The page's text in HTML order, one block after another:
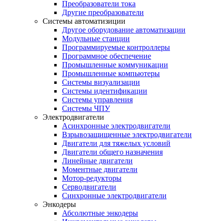
Преобразователи тока
Другие преобразователи
Системы автоматизиции
Другое оборудование автоматизации
Модульные станции
Программируемые контроллеры
Программное обеспечение
Промышленные коммуникации
Промышленные компьютеры
Системы визуализации
Системы идентификации
Системы управления
Системы ЧПУ
Электродвигатели
Асинхронные электродвигатели
Взрывозащищенные электродвигатели
Двигатели для тяжелых условий
Двигатели общего назначения
Линейные двигатели
Моментные двигатели
Мотор-редукторы
Серводвигатели
Синхронные электродвигатели
Энкодеры
Абсолютные энкодеры